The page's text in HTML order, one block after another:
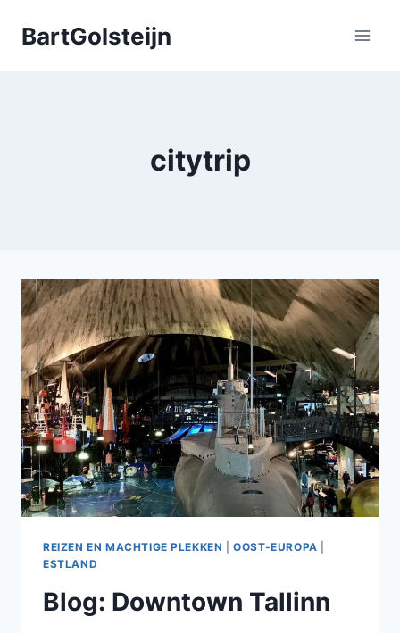
naarBartGolsteijn
citytrip
REIZEN EN MACHTIGE PLEKKEN |OOST-EUROPA
ESTLAND
Blog: Downtown Tallinn